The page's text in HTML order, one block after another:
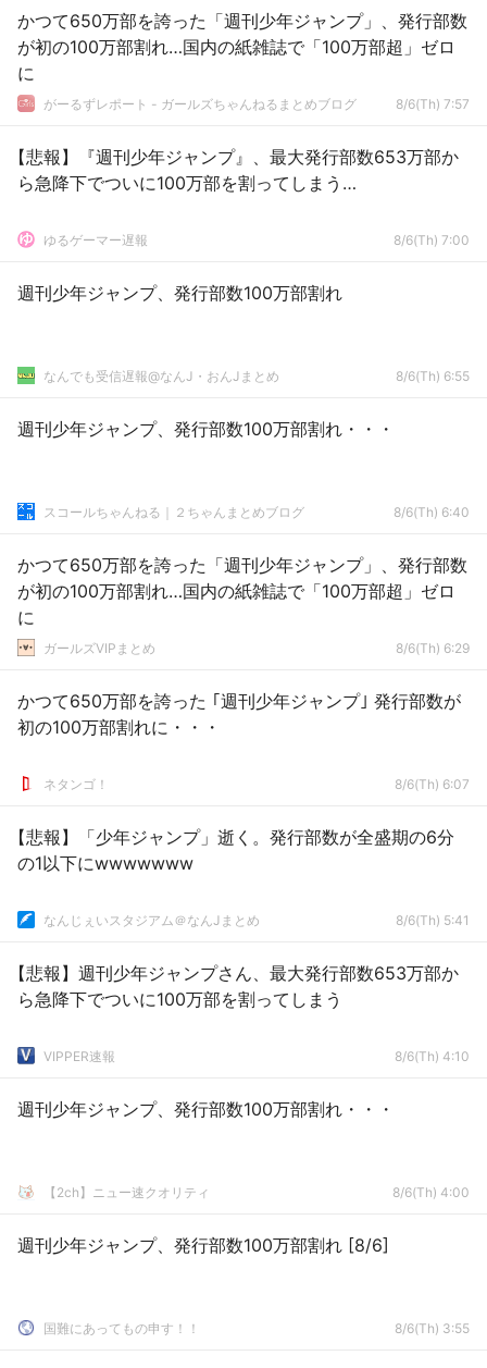
かつて650万部を誇った「週刊少年ジャンプ」、発行部数
が初の100万部割れ…国内の紙雑誌で「100万部超」ゼロ
に
がーるずレポート - ガールズちゃんねるまとめブログ 8/6(Th) 7:57
【悲報】『週刊少年ジャンプ』、最大発行部数653万部か
ら急降下でついに100万部を割ってしまう…
ゆるゲーマー遅報 8/6(Th) 7:00
週刊少年ジャンプ、発行部数100万部割れ
なんでも受信遅報@なんJ・おんJまとめ 8/6(Th) 6:55
週刊少年ジャンプ、発行部数100万部割れ・・・
スコールちゃんねる｜２ちゃんまとめブログ 8/6(Th) 6:40
かつて650万部を誇った「週刊少年ジャンプ」、発行部数
が初の100万部割れ…国内の紙雑誌で「100万部超」ゼロ
に
ガールズVIPまとめ 8/6(Th) 6:29
かつて650万部を誇った ｢週刊少年ジャンプ｣ 発行部数が
初の100万部割れに・・・
ネタンゴ！ 8/6(Th) 6:07
【悲報】「少年ジャンプ」逝く。発行部数が全盛期の6分
の1以下にwwwwwww
なんじぇいスタジアム＠なんJまとめ 8/6(Th) 5:41
【悲報】週刊少年ジャンプさん、最大発行部数653万部か
ら急降下でついに100万部を割ってしまう
VIPPER速報 8/6(Th) 4:10
週刊少年ジャンプ、発行部数100万部割れ・・・
【2ch】ニュー速クオリティ 8/6(Th) 4:00
週刊少年ジャンプ、発行部数100万部割れ [8/6]
国難にあってもの申す！！ 8/6(Th) 3:55